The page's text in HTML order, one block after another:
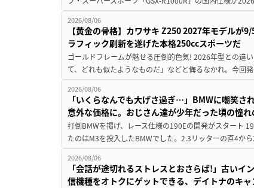
2026/08/06
【黄金の骨格】カワサキ Z250 2027年モデルが
ラフィック刷新を遂げた本格250ccスポーツだ
ゴールドフレームが魅せる圧倒的色気! 2026年型との違
て、どれも似たようなものだ」などと侮るなかれ。今回
2026/08/06
「いくらなんでも大げさ過ぎ…」BMWに嘲笑
意外な価格に。おじさん達が少年だった頃の憧
打倒BMWを掲げ、レース仕様の190Eの開発がスタート
たのはM3を投入したBMWでした。2.3リッターの直4か
2026/08/06
「会話が途切れるストレスとおさらば!」古い
信機種をオトクにゲットできる、デイトナのキ